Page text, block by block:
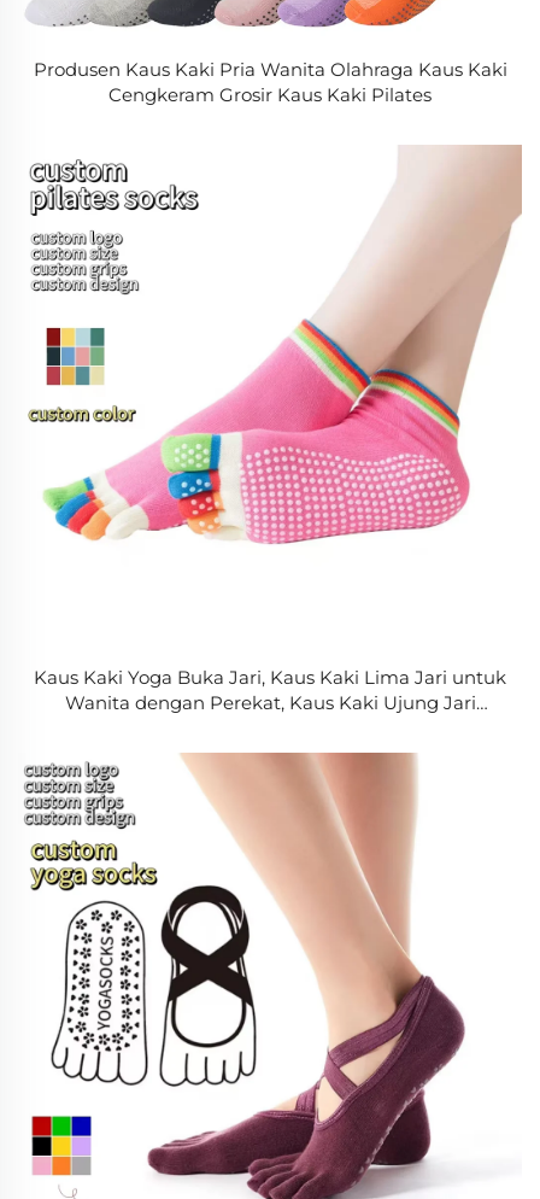
Produsen Kaus Kaki Pria Wanita Olahraga Kaus Kaki
Cengkeram Grosir Kaus Kaki Pilates
Kaus Kaki Yoga Buka Jari, Kaus Kaki Lima Jari untuk
Wanita dengan Perekat, Kaus Kaki Ujung Jari